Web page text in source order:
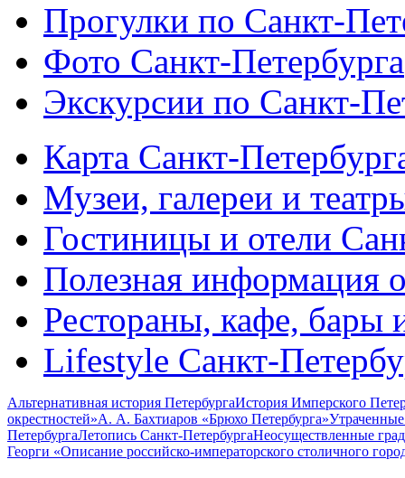
Прогулки по Санкт-
Фото Санкт-Петербурга
Экскурсии по Санкт-
Карта Санкт-
Музеи, галереи и
Гостиницы и отели
Полезная информация
Рестораны, кафе, бары
Lifestyle Санкт-
Альтернативная история ПетербургаИстория Имперского
окрестностей»А. А. Бахтиаров «Брюхо Петербурга»
ПетербургаЛетопись Санкт-ПетербургаНеосуществленные
Георги «Описание российско-императорского столичного